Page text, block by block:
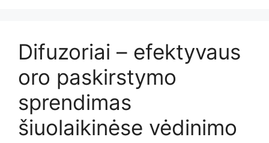
Difuzoriai – efektyvaus
oro paskirstymo
sprendimas
šiuolaikinėse vėdinimo